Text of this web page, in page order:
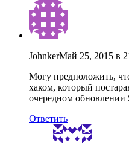
JohnkerМай 25, 2015 в
Могу предположить,
хаком, который
очередном обновлении
Ответить